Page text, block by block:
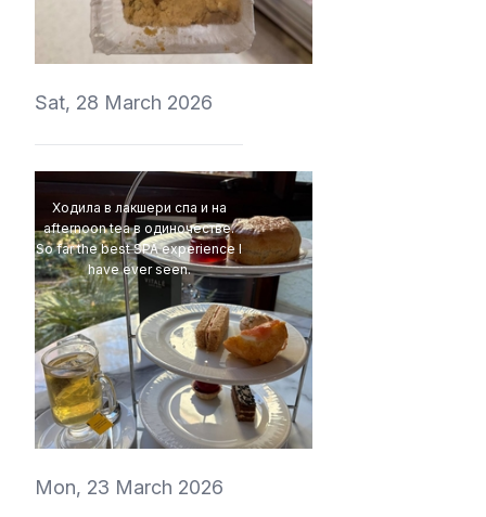
Sat, 28 March 2026
Ходила в лакшери спа и на
afternoon tea в одиночестве.
So far the best SPA experience I
have ever seen.
t1r1
Mon, 23 March 2026